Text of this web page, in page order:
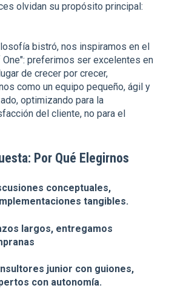
olvidan su propósito principal:
bistró, nos inspiramos en el
preferimos ser excelentes en
de crecer por crecer,
como un equipo pequeño, ágil y
optimizando para la
del cliente, no para el
Por Qué Elegirnos
conceptuales,
tangibles.
largos, entregamos
junior con guiones,
con autonomía.